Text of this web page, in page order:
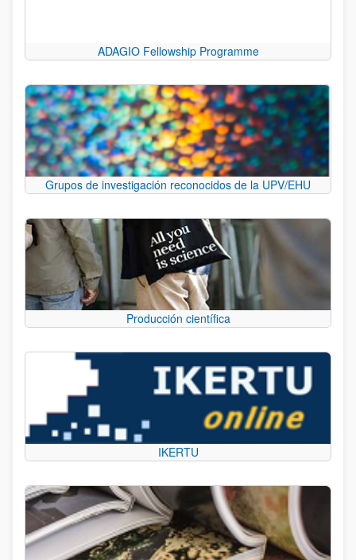
ADAGIO Fellowship Programme
Grupos de investigación reconocidos de la UPV/EHU
Producción científica
IKERTU